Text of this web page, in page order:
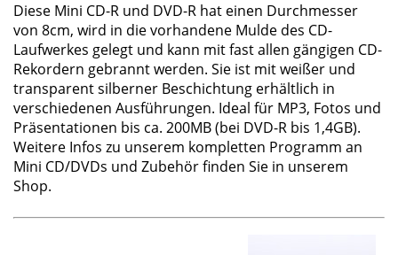
Diese Mini CD-R und DVD-R hat einen Durchmesser
von 8cm, wird in die vorhandene Mulde des CD-
Laufwerkes gelegt und kann mit fast allen gängigen CD-
Rekordern gebrannt werden. Sie ist mit weißer und
transparent silberner Beschichtung erhältlich in
verschiedenen Ausführungen. Ideal für MP3, Fotos und
Präsentationen bis ca. 200MB (bei DVD-R bis 1,4GB).
Weitere Infos zu unserem kompletten Programm an
Mini CD/DVDs und Zubehör finden Sie in unserem
Shop.